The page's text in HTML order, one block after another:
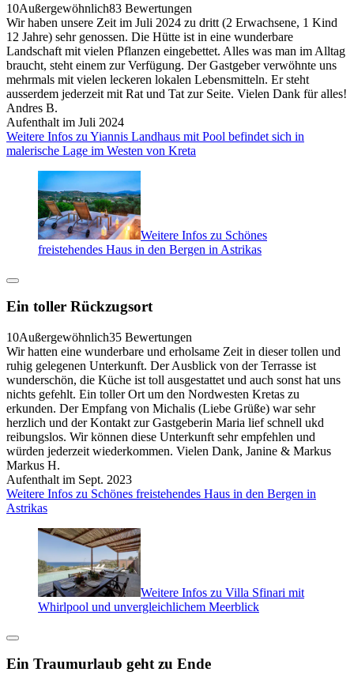
10Außergewöhnlich83 Bewertungen
Wir haben unsere Zeit im Juli 2024 zu dritt (2 Erwachsene, 1 Kind
12 Jahre) sehr genossen. Die Hütte ist in eine wunderbare
Landschaft mit vielen Pflanzen eingebettet. Alles was man im Alltag
braucht, steht einem zur Verfügung. Der Gastgeber verwöhnte uns
mehrmals mit vielen leckeren lokalen Lebensmitteln. Er steht
ausserdem jederzeit mit Rat und Tat zur Seite. Vielen Dank für alles!
Andres B.
Aufenthalt im Juli 2024
Weitere Infos zu Yiannis Landhaus mit Pool befindet sich in
malerische Lage im Westen von Kreta
Weitere Infos zu Schönes
freistehendes Haus in den Bergen in Astrikas
Ein toller Rückzugsort
10Außergewöhnlich35 Bewertungen
Wir hatten eine wunderbare und erholsame Zeit in dieser tollen und
ruhig gelegenen Unterkunft. Der Ausblick von der Terrasse ist
wunderschön, die Küche ist toll ausgestattet und auch sonst hat uns
nichts gefehlt. Ein toller Ort um den Nordwesten Kretas zu
erkunden. Der Empfang von Michalis (Liebe Grüße) war sehr
herzlich und der Kontakt zur Gastgeberin Maria lief schnell ukd
reibungslos. Wir können diese Unterkunft sehr empfehlen und
würden jederzeit wiederkommen. Vielen Dank, Janine & Markus
Markus H.
Aufenthalt im Sept. 2023
Weitere Infos zu Schönes freistehendes Haus in den Bergen in
Astrikas
Weitere Infos zu Villa Sfinari mit
Whirlpool und unvergleichlichem Meerblick
Ein Traumurlaub geht zu Ende